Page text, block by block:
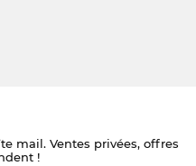
mail. Ventes privées, offres
!